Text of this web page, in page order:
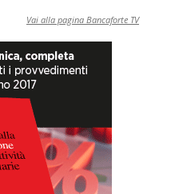
Vai alla pagina Bancaforte TV